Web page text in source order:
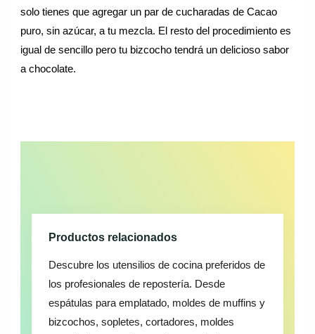
solo tienes que agregar un par de cucharadas de Cacao
puro, sin azúcar, a tu mezcla. El resto del procedimiento es
igual de sencillo pero tu bizcocho tendrá un delicioso sabor
a chocolate.
Productos relacionados
Descubre los utensilios de cocina preferidos de
los profesionales de repostería. Desde
espátulas para emplatado, moldes de muffins y
bizcochos, sopletes, cortadores, moldes